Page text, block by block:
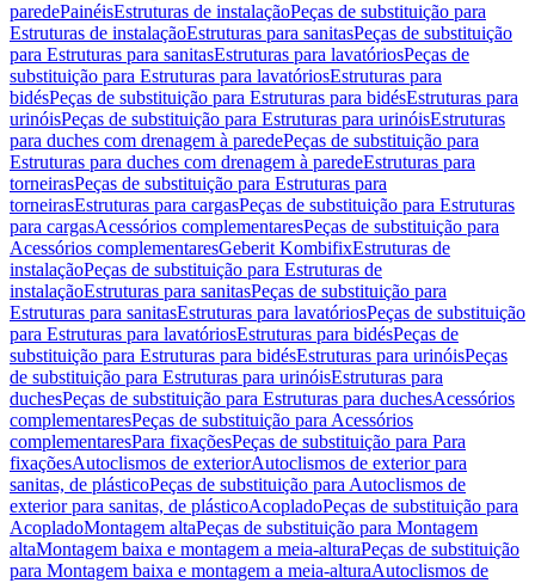
paredePainéisEstruturas de instalaçãoPeças de substituição para
Estruturas de instalaçãoEstruturas para sanitasPeças de substituição
para Estruturas para sanitasEstruturas para lavatóriosPeças de
substituição para Estruturas para lavatóriosEstruturas para
bidésPeças de substituição para Estruturas para bidésEstruturas para
urinóisPeças de substituição para Estruturas para urinóisEstruturas
para duches com drenagem à paredePeças de substituição para
Estruturas para duches com drenagem à paredeEstruturas para
torneirasPeças de substituição para Estruturas para
torneirasEstruturas para cargasPeças de substituição para Estruturas
para cargasAcessórios complementaresPeças de substituição para
Acessórios complementaresGeberit KombifixEstruturas de
instalaçãoPeças de substituição para Estruturas de
instalaçãoEstruturas para sanitasPeças de substituição para
Estruturas para sanitasEstruturas para lavatóriosPeças de substituição
para Estruturas para lavatóriosEstruturas para bidésPeças de
substituição para Estruturas para bidésEstruturas para urinóisPeças
de substituição para Estruturas para urinóisEstruturas para
duchesPeças de substituição para Estruturas para duchesAcessórios
complementaresPeças de substituição para Acessórios
complementaresPara fixaçõesPeças de substituição para Para
fixaçõesAutoclismos de exteriorAutoclismos de exterior para
sanitas, de plásticoPeças de substituição para Autoclismos de
exterior para sanitas, de plásticoAcopladoPeças de substituição para
AcopladoMontagem altaPeças de substituição para Montagem
altaMontagem baixa e montagem a meia-alturaPeças de substituição
para Montagem baixa e montagem a meia-alturaAutoclismos de